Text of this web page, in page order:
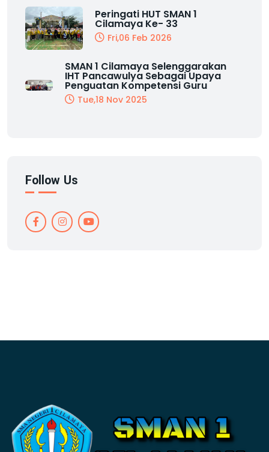
Peringati HUT SMAN 1
Cilamaya Ke- 33
Fri,06 Feb 2026
SMAN 1 Cilamaya Selenggarakan
IHT Pancawulya Sebagai Upaya
Penguatan Kompetensi Guru
Tue,18 Nov 2025
Follow Us